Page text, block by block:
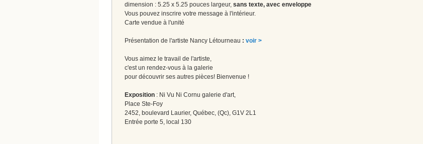
dimension : 5.25 x 5.25 pouces largeur, sans texte, avec enveloppe
Vous pouvez inscrire votre message à l'intérieur.
Carte vendue à l'unité
Présentation de l'artiste Nancy Létourneau : voir >
Vous aimez le travail de l'artiste,
c'est un rendez-vous à la galerie
pour découvrir ses autres pièces! Bienvenue !
Exposition : Ni Vu Ni Cornu galerie d'art,
Place Ste-Foy
2452, boulevard Laurier, Québec, (Qc), G1V 2L1
Entrée porte 5, local 130